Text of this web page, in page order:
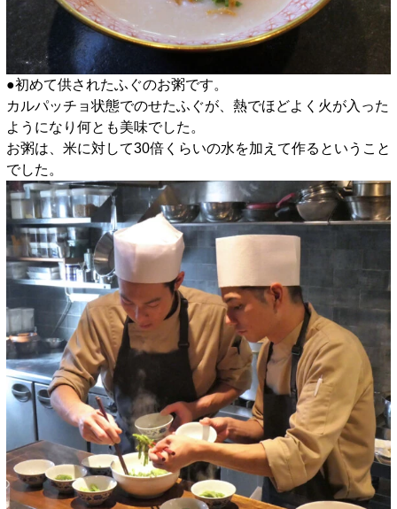
●初めて供されたふぐのお粥です。
カルパッチョ状態でのせたふぐが、熱でほどよく火が入った
ようになり何とも美味でした。
お粥は、米に対して30倍くらいの水を加えて作るということ
でした。